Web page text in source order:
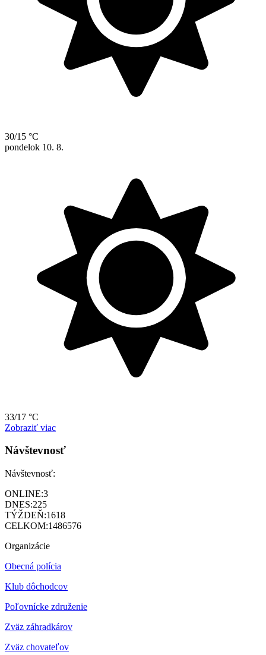
30/15 °C
pondelok 10. 8.
33/17 °C
Zobraziť viac
Návštevnosť
Návštevnosť:
ONLINE:3
DNES:225
TÝŽDEŇ:1618
CELKOM:1486576
Organizácie
Obecná polícia
Klub dôchodcov
Poľovnícke združenie
Zväz záhradkárov
Zväz chovateľov